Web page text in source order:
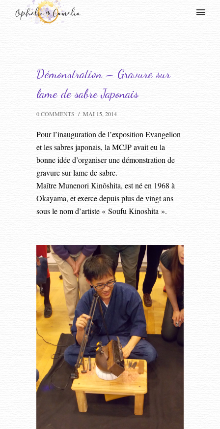
Démonstration – Gravure sur
lame de sabre Japonais
0 COMMENTS / MAI 15, 2014
Pour l’inauguration de l’exposition Evangelion
et les sabres japonais, la MCJP avait eu la
bonne idée d’organiser une démonstration de
gravure sur lame de sabre.
Maître Munenori Kinôshita, est né en 1968 à
Okayama, et exerce depuis plus de vingt ans
sous le nom d’artiste « Soufu Kinoshita ».